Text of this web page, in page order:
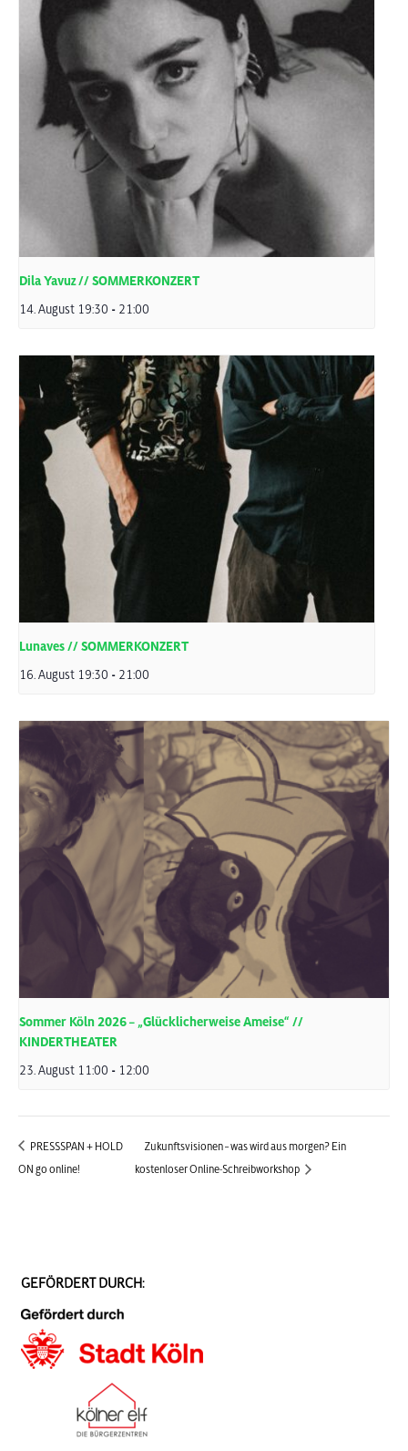
Dila Yavuz // SOMMERKONZERT
14. August 19:30 - 21:00
Lunaves // SOMMERKONZERT
16. August 19:30 - 21:00
Sommer Köln 2026 – „Glücklicherweise Ameise“ //
KINDERTHEATER
23. August 11:00 - 12:00
PRESSSPAN + HOLD
ON go online!
Zukunftsvisionen – was wird aus morgen? Ein
kostenloser Online-Schreibworkshop
GEFÖRDERT DURCH: